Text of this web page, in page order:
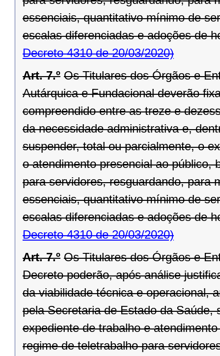
essenciais, quantitativo mínimo de
escalas diferenciadas e adoções de
Decreto 4310 de 20/03/2020)
Art. 7.º Os Titulares dos Órgãos e
Autárquica e Fundacional deverão
compreendido entre as treze e
da necessidade administrativa e,
suspender, total ou parcialmente, o
o atendimento presencial ao público,
para servidores, resguardando, para
essenciais, quantitativo mínimo de
escalas diferenciadas e adoções de
Decreto 4310 de 20/03/2020)
Art. 7.º Os Titulares dos Órgãos e
Decreto poderão, após análise
da viabilidade técnica e operacional,
pela Secretaria de Estado da
expediente de trabalho e
regime de teletrabalho para